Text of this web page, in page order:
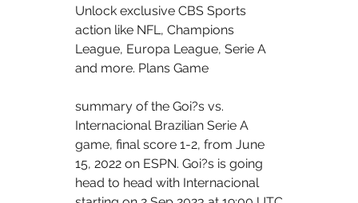
Unlock exclusive CBS Sports
action like NFL, Champions
League, Europa League, Serie A
and more. Plans Game
summary of the Goi?s vs.
Internacional Brazilian Serie A
game, final score 1-2, from June
15, 2022 on ESPN. Goi?s is going
head to head with Internacional